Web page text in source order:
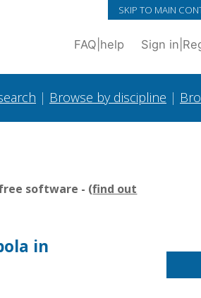
SKIP TO MAIN
FAQ help Sign in
| Browse by discipline |
software - (find out
in